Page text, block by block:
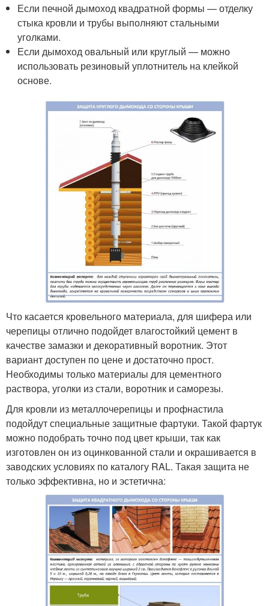
Если печной дымоход квадратной формы — отделку
стыка кровли и трубы выполняют стальными
уголками.
Если дымоход овальный или круглый — можно
использовать резиновый уплотнитель на клейкой
основе.
Что касается кровельного материала, для шифера или
черепицы отлично подойдет влагостойкий цемент в
качестве замазки и декоративный воротник. Этот
вариант доступен по цене и достаточно прост.
Необходимы только материалы для цементного
раствора, уголки из стали, воротник и саморезы.
Для кровли из металлочерепицы и профнастила
подойдут специальные защитные фартуки. Такой фартук
можно подобрать точно под цвет крыши, так как
изготовлен он из оцинкованной стали и окрашивается в
заводских условиях по каталогу RAL. Такая защита не
только эффективна, но и эстетична: